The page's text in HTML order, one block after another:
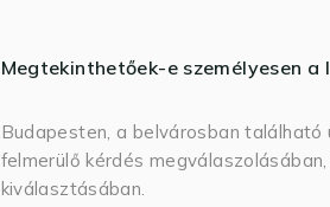
Megtekinthetőek-e személyesen a
Budapesten, a belvárosban
felmerülő kérdés
kiválasztásában.